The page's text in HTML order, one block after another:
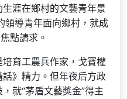
涯在鄉村的文藝青年景
領導青年面向鄉村，就成
點請求。
育工農兵作家，戈寶權
》精力。但年夜后方政
就“茅盾文藝獎金”得主